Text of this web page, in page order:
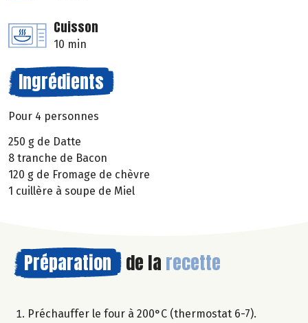
Cuisson
10 min
Ingrédients
Pour 4 personnes
250 g de Datte
8 tranche de Bacon
120 g de Fromage de chèvre
1 cuillère à soupe de Miel
Préparation de la recette
Préchauffer le four à 200°C (thermostat 6-7).